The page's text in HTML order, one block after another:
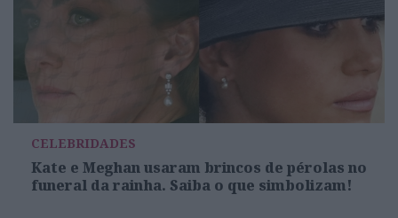
CELEBRIDADES
Kate e Meghan usaram brincos de pérolas no
funeral da rainha. Saiba o que simbolizam!